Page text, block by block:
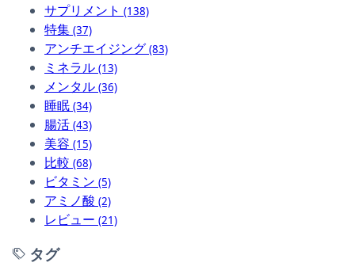
サプリメント (138)
特集 (37)
アンチエイジング (83)
ミネラル (13)
メンタル (36)
睡眠 (34)
腸活 (43)
美容 (15)
比較 (68)
ビタミン (5)
アミノ酸 (2)
レビュー (21)
タグ